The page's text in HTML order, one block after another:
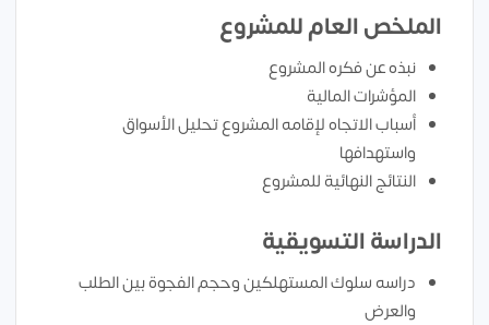
الملخص العام للمشروع
نبذه عن فكره المشروع
المؤشرات المالية
أسباب الاتجاه لإقامه المشروع تحليل الأسواق
واستهدافها
النتائج النهائية للمشروع
الدراسة التسويقية
دراسه سلوك المستهلكين وحجم الفجوة بين الطلب
والعرض